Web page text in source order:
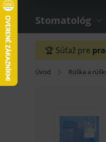
Stomatológ
🏆 Súťaž pre
Úvod Rúška a